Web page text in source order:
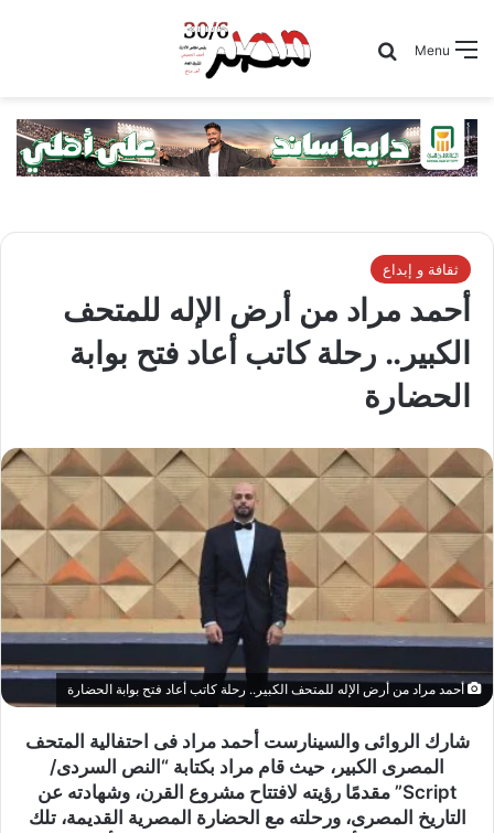
Menu
Search for
ثقافة و إبداع
أحمد مراد من أرض الإله للمتحف
الكبير.. رحلة كاتب أعاد فتح بوابة
الحضارة
أحمد مراد من أرض الإله للمتحف الكبير.. رحلة كاتب أعاد فتح بوابة الحضارة
شارك الروائى والسينارست أحمد مراد فى احتفالية المتحف
المصرى الكبير، حيث قام مراد بكتابة “النص السردى/
Script” مقدمًا رؤيته لافتتاح مشروع القرن، وشهادته عن
التاريخ المصرى، ورحلته مع الحضارة المصرية القديمة، تلك